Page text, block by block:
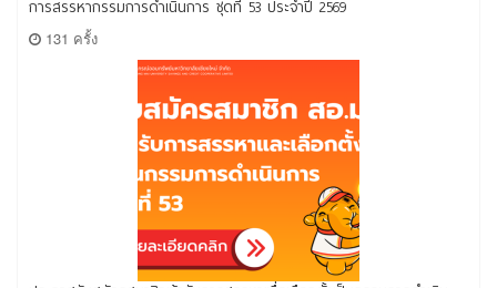
การสรรหากรรมการดำเนินการ ชุดที่ 53 ประจำปี 2569
131 ครั้ง